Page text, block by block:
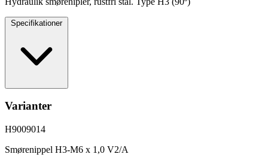
Specifikationer
Varianter
H9009014
Smørenippel H3-M6 x 1,0 V2/A